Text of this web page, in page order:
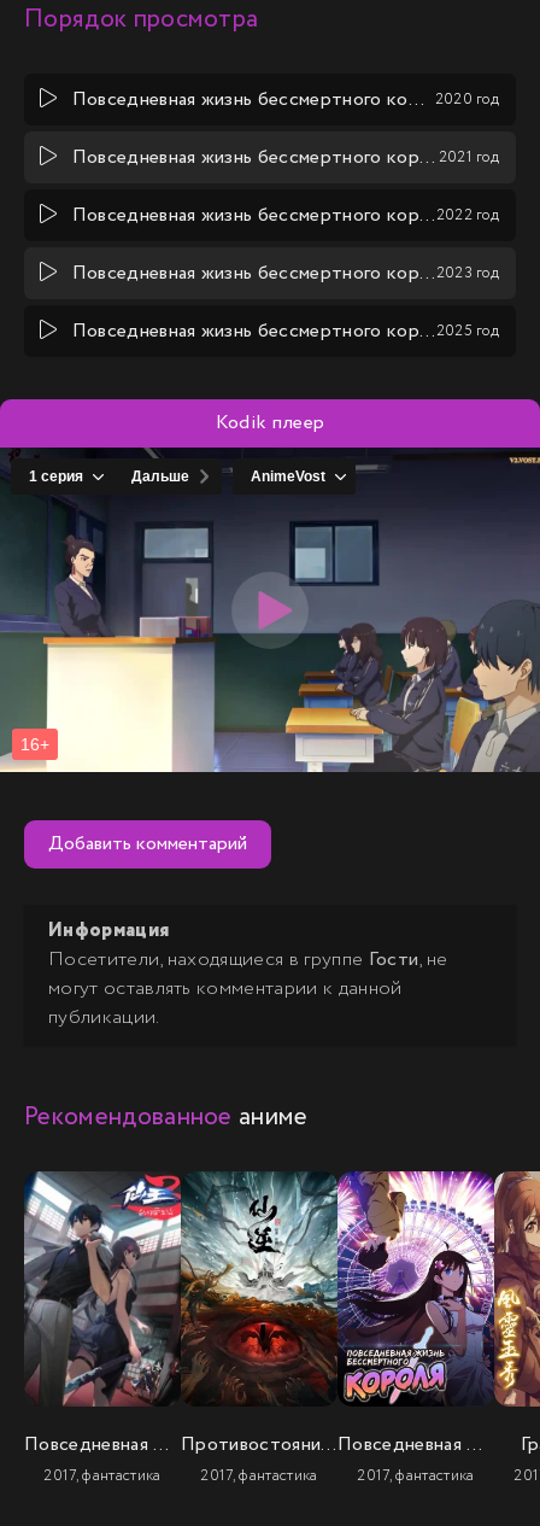
защитить тех, кого он любит.
Порядок просмотра
Повседневная жизнь бессмертного короля 2020 год
Повседневная жизнь бессмертного короля (2 сезон) 2021 год
Повседневная жизнь бессмертного короля (3 сезон) 2022 год
Повседневная жизнь бессмертного короля (4 сезон) 2023 год
Повседневная жизнь бессмертного короля (5 сезон) 2025 год
Kodik плеер
Добавить комментарий
Информация
Посетители, находящиеся в группе Гости, не
могут оставлять комментарии к данной
публикации.
Рекомендованное аниме
Повседневная жизнь бессмертного короля (3 сезон)
2017, фантастика
Противостояние святого
2017, фантастика
Повседневная жизнь бессмертного короля
2017, фантастика